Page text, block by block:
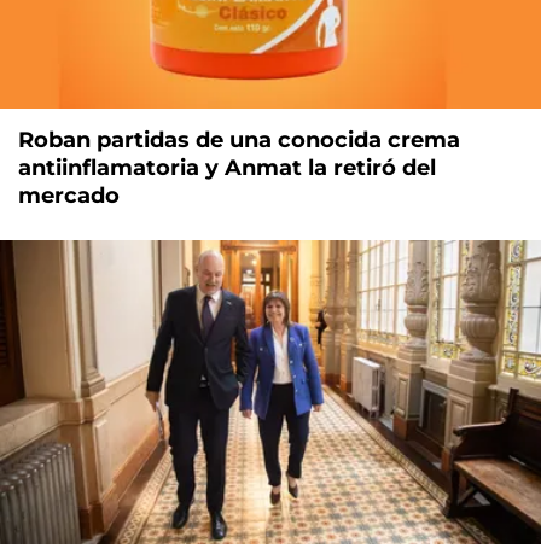
Roban partidas de una conocida crema
antiinflamatoria y Anmat la retiró del
mercado